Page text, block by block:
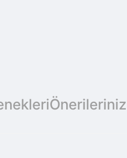
Önerileriniz